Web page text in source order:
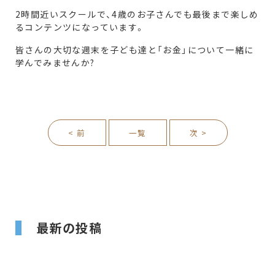
2時間近いスクールで、4歳のお子さんでも最後まで楽しめ
るコンテンツになっています。
皆さんの大切な週末を子ども達と「お金」について一緒に
学んでみませんか?
< 前 一覧 次 >
最新の投稿